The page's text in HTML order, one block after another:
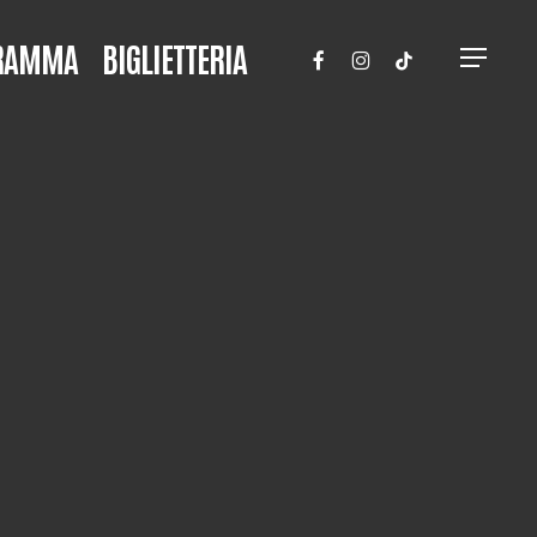
BIGLIETTERIA FACEBOOK
INSTAGRAM
TIKTOK Menu